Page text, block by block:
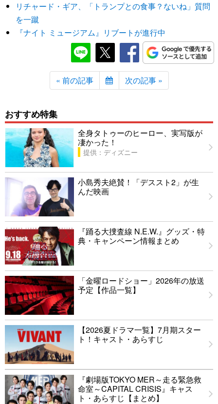
リチャード・ギア、「トランプとの食事？ないね」質問
を一蹴
『ナイト ミュージアム』リブートが進行中
« 前の記事 次の記事 »
おすすめ特集
全身タトゥーのヒーロー、実写版が
凄かった！
提供：ディズニー
小島秀夫絶賛！「デススト2」が生
んだ映画
『踊る大捜査線 N.E.W.』グッズ・特
典・キャンペーン情報まとめ
「金曜ロードショー」2026年の放送
予定【作品一覧】
【2026夏ドラマ一覧】7月期スター
ト！キャスト・あらすじ
『劇場版TOKYO MER～走る緊急救
命室～CAPITAL CRISIS』キャス
ト・あらすじ【まとめ】